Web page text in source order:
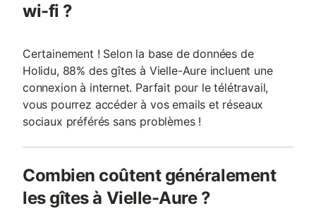
wi-fi ?
Certainement ! Selon la base de données de
Holidu, 88% des gîtes à Vielle-Aure incluent une
connexion à internet. Parfait pour le télétravail,
vous pourrez accéder à vos emails et réseaux
sociaux préférés sans problèmes !
Combien coûtent généralement
les gîtes à Vielle-Aure ?